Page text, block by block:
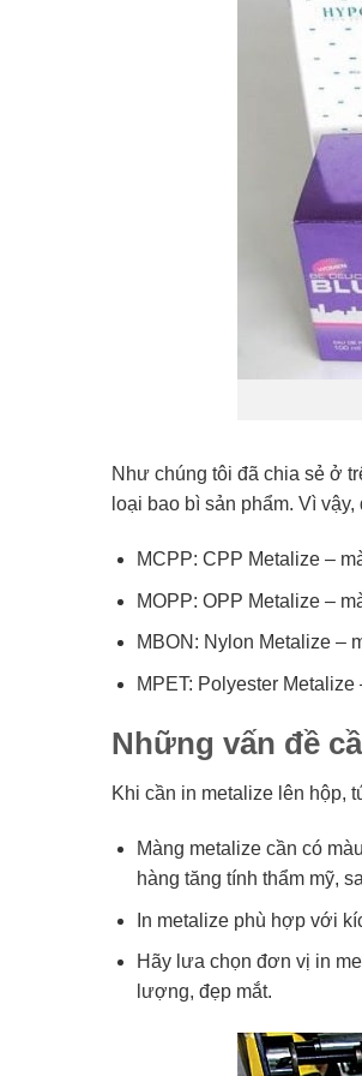
Như chúng tôi đã chia sẻ ở
loại bao bì sản phẩm. Vì
MCPP: CPP Metalize –
MOPP: OPP Metalize –
MBON: Nylon Metalize –
MPET: Polyester
Những vấn đề
Khi cần in metalize lên hộp,
Màng metalize cần có
hàng tăng tính thẩm mỹ,
In metalize phù hợp với
Hãy lưa chọn đơn vị in
lượng, đẹp mắt.